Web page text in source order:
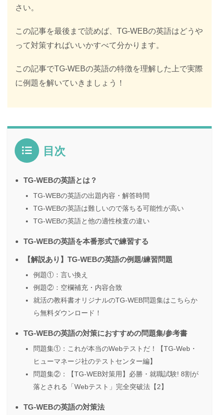
さい。
この記事を最後まで読めば、TG-WEBの英語はどうや
って対策すればいいかすべて分かります。
この記事でTG-WEBの英語の特徴を理解した上で実際
に例題を解いていきましょう！
目次
TG-WEBの英語とは？
TG-WEBの英語の出題内容・解答時間
TG-WEBの英語は難しいので落ちる可能性が高い
TG-WEBの英語と他の適性検査の違い
TG-WEBの英語を本番形式で練習する
【解説あり】TG-WEBの英語の例題/練習問題
例題①：言い換え
例題②：空欄補充・内容合致
就活の教科書オリジナルのTG-WEB問題集はこちらか
ら無料ダウンロード！
TG-WEBの英語の対策におすすめの問題集/参考書
問題集①：これが本当のWebテストだ！【TG-Web・
ヒューマネージ社のテストセンター編】
問題集②：【TG-WEB対策用】必勝・就職試験! 8割が
落とされる「Webテスト」完全突破法【2】
TG-WEBの英語の対策法